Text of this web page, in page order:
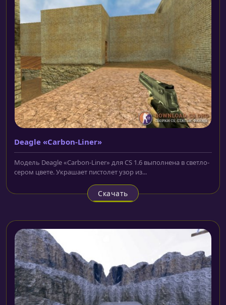
Deagle «Carbon-Liner»
Модель Deagle «Carbon-Liner» для CS 1.6 выполнена в светло-
сером цвете. Украшает пистолет узор из...
Скачать